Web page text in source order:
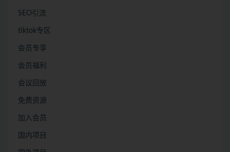
SEO引流
tiktok专区
会员专享
会员福利
会议回放
免费资源
加入会员
国内项目